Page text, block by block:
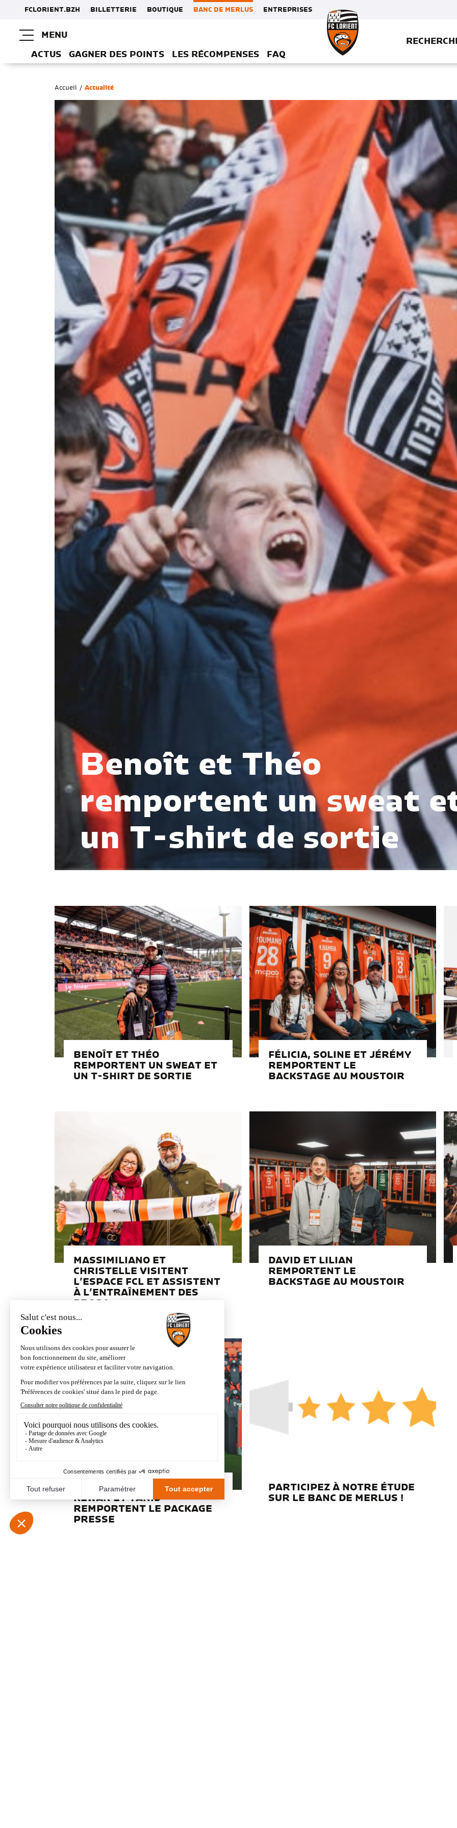
FCLORIENT.BZH BILLETTERIE BOUTIQUE BANC DE MERLUS ENTREPRISES
MENU
ACTUS GAGNER DES POINTS LES RÉCOMPENSES FAQ
Accueil / Actualité
Benoît et Théo
remportent un sweat
un T-shirt de sortie
BENOÎT ET THÉO
REMPORTENT UN SWEAT ET
UN T-SHIRT DE SORTIE
FÉLICIA, SOLINE ET JÉRÉMY
REMPORTENT LE
BACKSTAGE AU MOUSTOIR
MASSIMILIANO ET
CHRISTELLE VISITENT
L’ESPACE FCL ET ASSISTENT
À L’ENTRAÎNEMENT DES
DAVID ET LILIAN
REMPORTENT LE
BACKSTAGE AU MOUSTOIR
DELPHINE, LAURENT,
KEWAN ET YANIS
REMPORTENT LE PACKAGE
PRESSE
PARTICIPEZ À NOTRE ÉTUDE
SUR LE BANC DE MERLUS !